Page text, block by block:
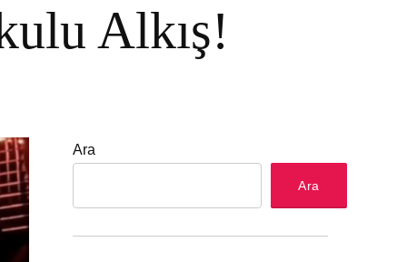
Alkış!
Ara
Ara